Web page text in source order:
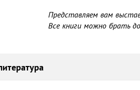
Представляем вам
Все книги можно брать